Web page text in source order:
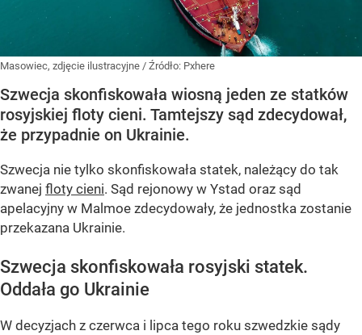
Masowiec, zdjęcie ilustracyjne / Źródło: Pxhere
Szwecja skonfiskowała wiosną jeden ze statków
rosyjskiej floty cieni. Tamtejszy sąd zdecydował,
że przypadnie on Ukrainie.
Szwecja nie tylko skonfiskowała statek, należący do tak
zwanej floty cieni. Sąd rejonowy w Ystad oraz sąd
apelacyjny w Malmoe zdecydowały, że jednostka zostanie
przekazana Ukrainie.
Szwecja skonfiskowała rosyjski statek.
Oddała go Ukrainie
W decyzjach z czerwca i lipca tego roku szwedzkie sądy